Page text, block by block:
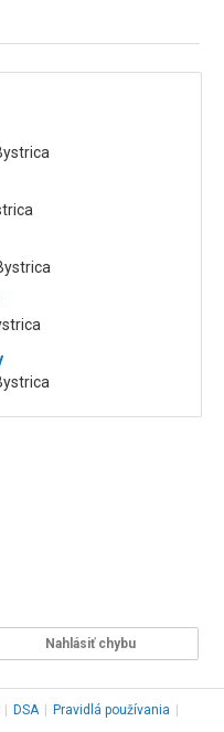
Nahlásiť chybu
DSA Pravidlá používania